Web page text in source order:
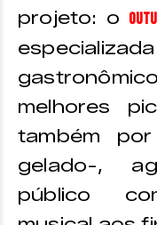
projeto: o
melhores
também
gelado-,
público